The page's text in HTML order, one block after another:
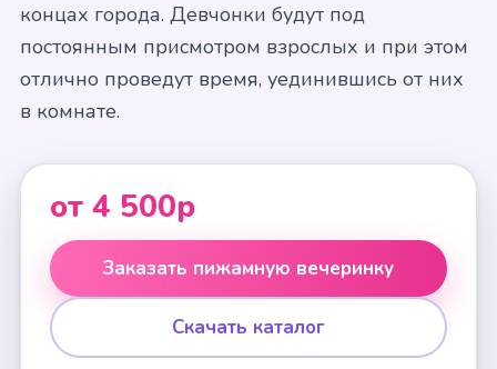
концах города. Девчонки будут под
постоянным присмотром взрослых и при этом
отлично проведут время, уединившись от них
в комнате.
от 4 500р
Заказать пижамную вечеринку
Скачать каталог